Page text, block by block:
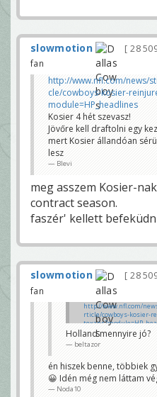
slowmotion 28
fan
http://www.nfl.com/news/
cle/cowboys-kosier-
module=HP_headlines
Kosier 4 hét szevasz!
Jövőre kell draftolni egy
mert Kosier állandóan
lesz
Blevi
meg asszem Kosier-
contract season.
faszér' kellett
slowmotion 28
fan
http://www.nfl.com/
rticle/cowboys-kosier-
Kosier 4 hét szevasz!
Jövőre kell draftolni egy
kettőt mert Kosier
Blevi
Holland mennyire jó?
beltazor
én hiszek benne, többiek
😀 Idén még nem láttam
Noda10